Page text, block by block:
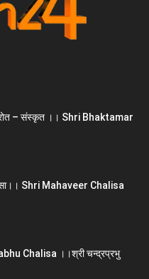
– संस्कृत ।। Shri Bhaktamar
Shri Mahaveer Chalisa
Chalisa ।।श्री चन्द्रप्रभु